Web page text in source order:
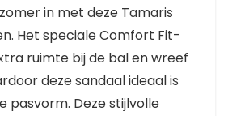
in met deze Tamaris
Het speciale Comfort Fit-
ruimte bij de bal en wreef
deze sandaal ideaal is
pasvorm. Deze stijlvolle